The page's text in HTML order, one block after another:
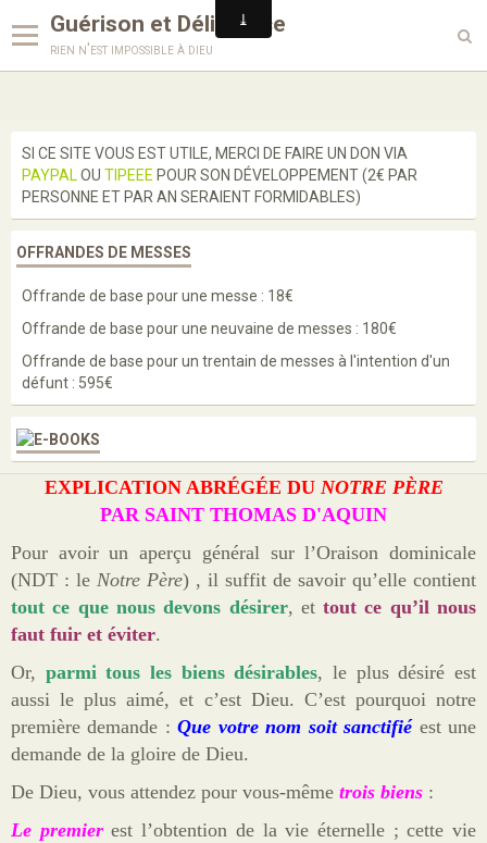
Guérison et Délivrance
rien n'est impossible à dieu
Enseignements
Prières
Bénédictions
Médailles
Scapulaires
Cordons
Offrandes de messes
Ma Chaîne YouTube
Vidéos populaires
Faire un don
E-books
EXPLICATION ABRÉGÉE DU NOTRE PÈRE
PAR SAINT THOMAS D'AQUIN
Pour avoir un aperçu général sur l’Oraison dominicale
(NDT : le Notre Père) , il suffit de savoir qu’elle contient
tout ce que nous devons désirer, ettout ce qu’il nous
faut fuir et éviter.
Or, parmi tous les biens désirables, le plus désiré est
aussi le plus aimé, et c’est Dieu. C’est pourquoi notre
première demande :Que votre nom soit sanctifié est une
demande de la gloire de Dieu.
De Dieu, vous attendez pour vous-même trois biens :
Le premierest l’obtention de la vie éternelle ; cette vie
SI CE SITE VOUS EST UTILE, MERCI DE FAIRE UN DON VIA
PAYPAL OU TIPEEE POUR SON DÉVELOPPEMENT (2€ PAR
PERSONNE ET PAR AN SERAIENT FORMIDABLES)
OFFRANDES DE MESSES
Offrande de base pour une messe : 18€
Offrande de base pour une neuvaine de messes : 180€
Offrande de base pour un trentain de messes à l'intention d'un
défunt : 595€